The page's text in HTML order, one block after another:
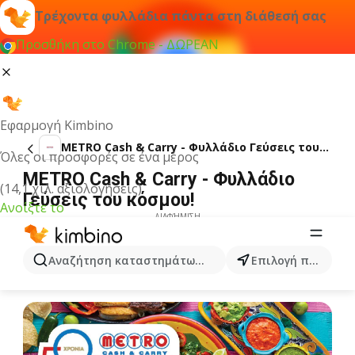
Τρέχοντα φυλλάδια πάντα στη διάθεσή σας
Προσθήκη στο Chrome - ΔΩΡΕΑΝ
Εφαρμογή Kimbino
Όλες οι προσφορές σε ένα μέρος
(14,1 χιλ. αξιολογήσεις)
Ανοίξτε το
Αναζήτηση καταστημάτων, κατηγοριών, προϊόντων...
Επιλογή πόλης
METRO Cash & Carry - Φυλλάδιο Γεύσεις του κόσμου!
METRO Cash & Carry - Φυλλάδιο
Γεύσεις του κόσμου!
ΔΙΑΦΉΜΙΣΗ